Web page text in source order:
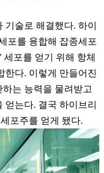
술로 해결했다. 하이
포를 융합해 잡종세포
세포를 얻기 위해 항체
한다. 이렇게 만들어진
는 능력을 물려받고
는다. 결국 하이브리
포주를 얻게 됐다.